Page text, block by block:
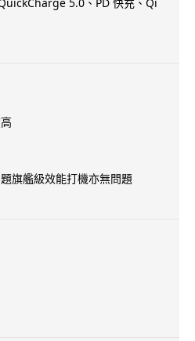
旗艦級效能打機亦無問題